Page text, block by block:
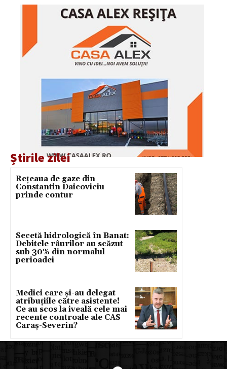
Știrile zilei
Rețeaua de gaze din
Constantin Daicoviciu
prinde contur
Secetă hidrologică în Banat:
Debitele râurilor au scăzut
sub 30% din normalul
perioadei
Medici care și-au delegat
atribuțiile către asistente!
Ce au scos la iveală cele mai
recente controale ale CAS
Caraș-Severin?